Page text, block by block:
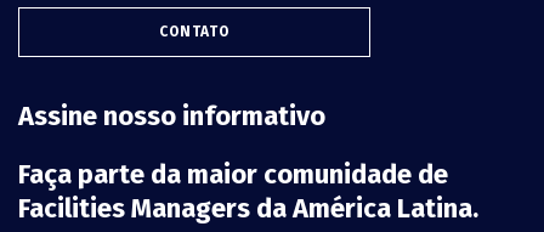
CONTATO
Assine nosso informativo
Faça parte da maior comunidade de
Facilities Managers da América Latina.